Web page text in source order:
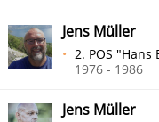
Jens Müller
2. POS
1976 - 1986
Jens Müller